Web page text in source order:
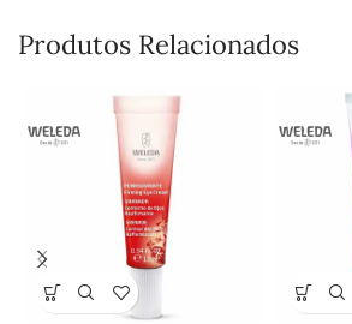
Produtos Relacionados